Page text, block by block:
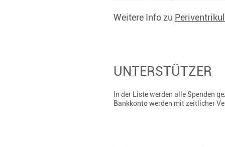
Weitere Info zu
UNTERSTÜTZER
In der Liste werden alle Spenden
Bankkonto werden mit zeitlicher